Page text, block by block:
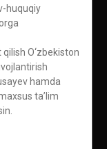
huquqiy
O‘zbekiston
hamda
ta’lim